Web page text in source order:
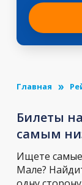
Главная
Билеты
самым
Ищете
Мале?